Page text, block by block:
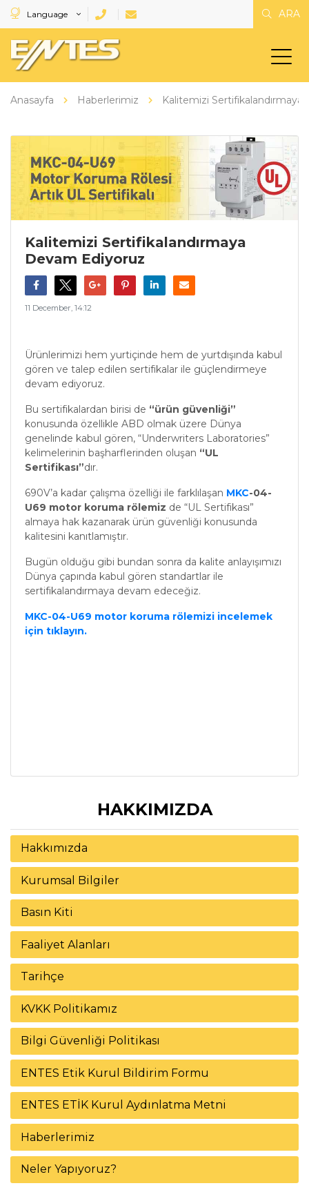
Language ARA
Anasayfa Haberlerimiz Kalitemizi
Kalitemizi Sertifikalandırmaya
Devam Ediyoruz
11 December, 14:12
Ürünlerimizi hem yurtiçinde hem de yurtdışında kabul
gören ve talep edilen sertifikalar ile güçlendirmeye
devam ediyoruz.
Bu sertifikalardan birisi de “ürün güvenliği”
konusunda özellikle ABD olmak üzere Dünya
genelinde kabul gören, “Underwriters Laboratories”
kelimelerinin başharflerinden oluşan “UL
Sertifikası”dır.
690V’a kadar çalışma özelliği ile farklılaşan MKC-04-
U69 motor koruma rölemiz de “UL Sertifikası”
almaya hak kazanarak ürün güvenliği konusunda
kalitesini kanıtlamıştır.
Bugün olduğu gibi bundan sonra da kalite anlayışımızı
Dünya çapında kabul gören standartlar ile
sertifikalandırmaya devam edeceğiz.
MKC-04-U69 motor koruma rölemizi incelemek
için tıklayın.
HAKKIMIZDA
Hakkımızda
Kurumsal Bilgiler
Basın Kiti
Faaliyet Alanları
Tarihçe
KVKK Politikamız
Bilgi Güvenliği Politikası
ENTES Etik Kurul Bildirim Formu
ENTES ETİK Kurul Aydınlatma Metni
Haberlerimiz
Neler Yapıyoruz?